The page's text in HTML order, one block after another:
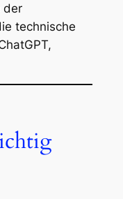
der
technische